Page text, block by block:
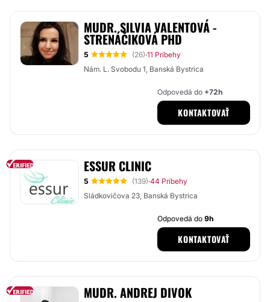
MUDR. SILVIA VALENTOVÁ -
STRENÁČIKOVÁ PHD
5 (26)·11 Príbehy
Nám. L. Svobodu 1, Banská Bystrica
Odpovedá do +72h
KONTAKTOVAŤ
ESSUR CLINIC
5 (139)·44 Príbehy
Sládkovičova 23, Banská Bystrica
Odpovedá do9h
KONTAKTOVAŤ
MUDR. ANDREJ DIVOK